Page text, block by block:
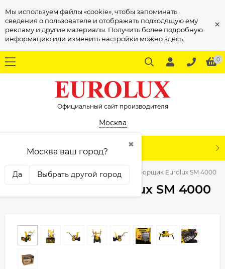
Мы используем файлы «cookie», чтобы запоминать
сведения о пользователе и отображать подходящую ему
рекламу и другие материалы. Получить более подробную
информацию или изменить настройки можноздесь
×
0
Официальный сайт производителя
Москва
✖
Москва ваш город?
Да Выбрать другой город
КАТАЛОГ
техника Снегоуборщики Снегоуборщик Eurolux SM 4000
Снегоуборщик Eurolux SM 4000